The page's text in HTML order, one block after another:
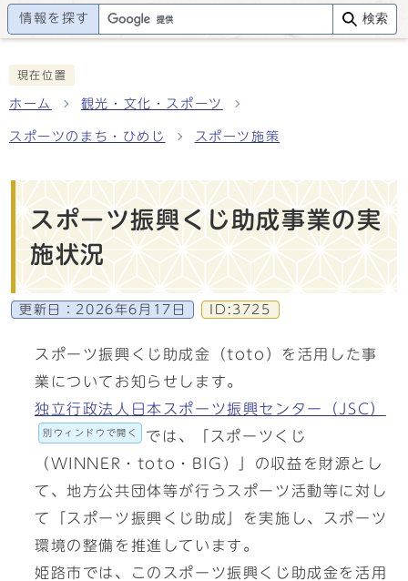
情報を探す 検索
現在位置
ホーム 観光・文化・スポーツ
スポーツのまち・ひめじ スポーツ施策
スポーツ振興くじ助成事業の実
施状況
更新日： 2026年6月17日 ID:3725
スポーツ振興くじ助成金（toto）を活用した事
業についてお知らせします。
独立行政法人日本スポーツ振興センター（JSC）
別ウィンドウで開く
では、「スポーツくじ
（WINNER・toto・BIG）」の収益を財源とし
て、地方公共団体等が行うスポーツ活動等に対し
て「スポーツ振興くじ助成」を実施し、スポーツ
環境の整備を推進しています。
姫路市では、このスポーツ振興くじ助成金を活用